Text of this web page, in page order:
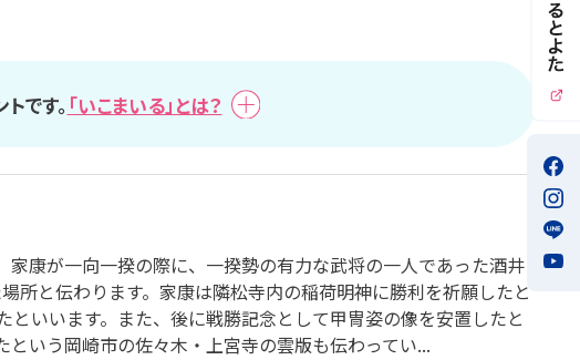
です。 「いこまいる」とは？
康が一向一揆の際に、一揆勢の有力な武将の一人であった酒井
所と伝わります。家康は隣松寺内の稲荷明神に勝利を祈願したと
いいます。また、後に戦勝記念として甲冑姿の像を安置したと
いう岡崎市の佐々木・上宮寺の雲版も伝わってい...